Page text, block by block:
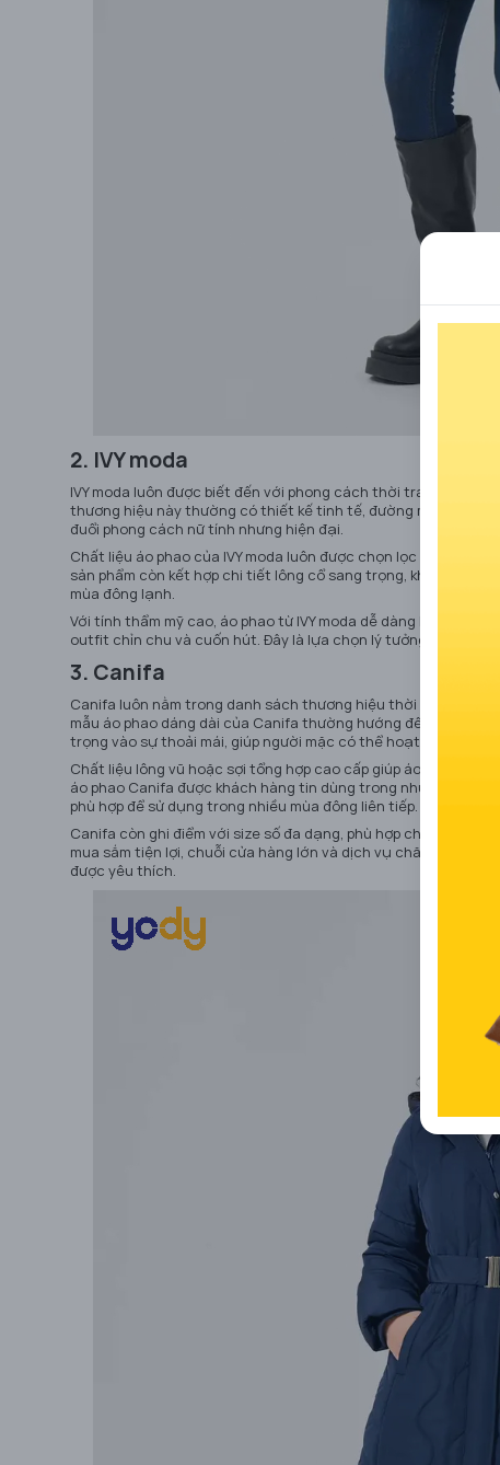
2. IVY moda
IVY moda luôn được biết đến với phong cách thời trang thanh
thương hiệu này thường có thiết kế tinh tế, đường may sắc
đuổi phong cách nữ tính nhưng hiện đại.
Chất liệu áo phao của IVY moda luôn được chọn lọc kỹ lưỡng,
sản phẩm còn kết hợp chi tiết lông cổ sang trọng, khóa kéo
mùa đông lạnh.
Với tính thẩm mỹ cao, áo phao từ IVY moda dễ dàng kết hợp
outfit chỉn chu và cuốn hút. Đây là lựa chọn lý tưởng cho
3. Canifa
Canifa luôn nằm trong danh sách thương hiệu thời trang
mẫu áo phao dáng dài của Canifa thường hướng đến sự đơn
trọng vào sự thoải mái, giúp người mặc có thể hoạt động cả
Chất liệu lông vũ hoặc sợi tổng hợp cao cấp giúp áo có trọng
áo phao Canifa được khách hàng tin dùng trong những ngày
phù hợp để sử dụng trong nhiều mùa đông liên tiếp.
Canifa còn ghi điểm với size số đa dạng, phù hợp cho nhiều
mua sắm tiện lợi, chuỗi cửa hàng lớn và dịch vụ chăm sóc
được yêu thích.